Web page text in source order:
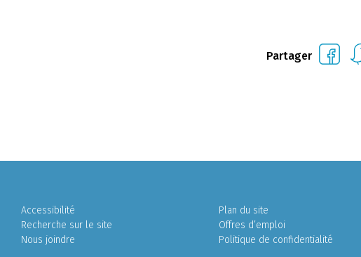
Partager
Accessibilité
Recherche sur le site
Nous joindre
Plan du site
Offres d’emploi
Politique de confidentialité